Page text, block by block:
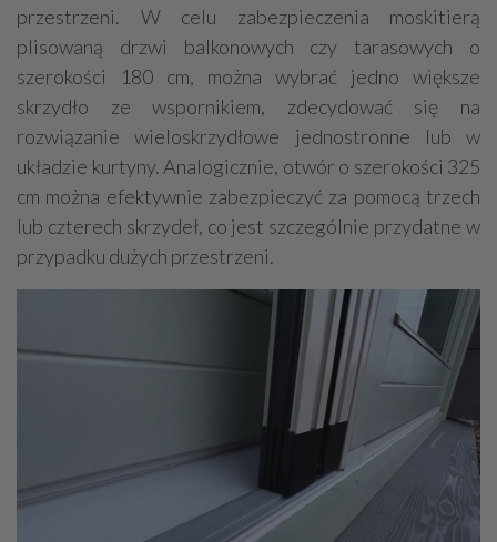
przestrzeni. W celu zabezpieczenia moskitierą
plisowaną drzwi balkonowych czy tarasowych o
szerokości 180 cm, można wybrać jedno większe
skrzydło ze wspornikiem, zdecydować się na
rozwiązanie wieloskrzydłowe jednostronne lub w
układzie kurtyny. Analogicznie, otwór o szerokości 325
cm można efektywnie zabezpieczyć za pomocą trzech
lub czterech skrzydeł, co jest szczególnie przydatne w
przypadku dużych przestrzeni.